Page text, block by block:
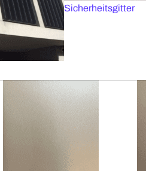
Sicherheitsgitter
50mm Grey filtra